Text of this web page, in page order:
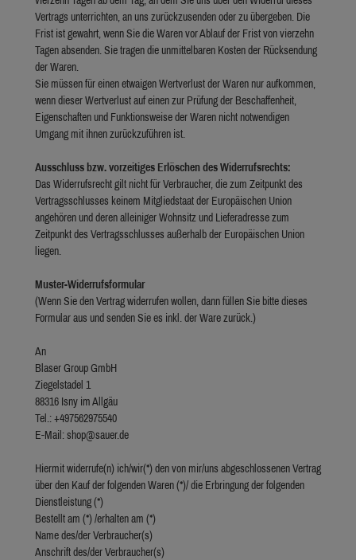
Vertrags unterrichten, an uns zurückzusenden oder zu übergeben. Die
Frist ist gewahrt, wenn Sie die Waren vor Ablauf der Frist von vierzehn
Tagen absenden. Sie tragen die unmittelbaren Kosten der Rücksendung
der Waren.
Sie müssen für einen etwaigen Wertverlust der Waren nur aufkommen,
wenn dieser Wertverlust auf einen zur Prüfung der Beschaffenheit,
Eigenschaften und Funktionsweise der Waren nicht notwendigen
Umgang mit ihnen zurückzuführen ist.
Ausschluss bzw. vorzeitiges Erlöschen des Widerrufsrechts:
Das Widerrufsrecht gilt nicht für Verbraucher, die zum Zeitpunkt des
Vertragsschlusses keinem Mitgliedstaat der Europäischen Union
angehören und deren alleiniger Wohnsitz und Lieferadresse zum
Zeitpunkt des Vertragsschlusses außerhalb der Europäischen Union
liegen.
Muster-Widerrufsformular
(Wenn Sie den Vertrag widerrufen wollen, dann füllen Sie bitte dieses
Formular aus und senden Sie es inkl. der Ware zurück.)
An
Blaser Group GmbH
Ziegelstadel 1
88316 Isny im Allgäu
Tel.: +497562975540
E-Mail: shop@sauer.de
Hiermit widerrufe(n) ich/wir(*) den von mir/uns abgeschlossenen Vertrag
über den Kauf der folgenden Waren (*)/ die Erbringung der folgenden
Dienstleistung (*)
Bestellt am (*) /erhalten am (*)
Name des/der Verbraucher(s)
Anschrift des/der Verbraucher(s)